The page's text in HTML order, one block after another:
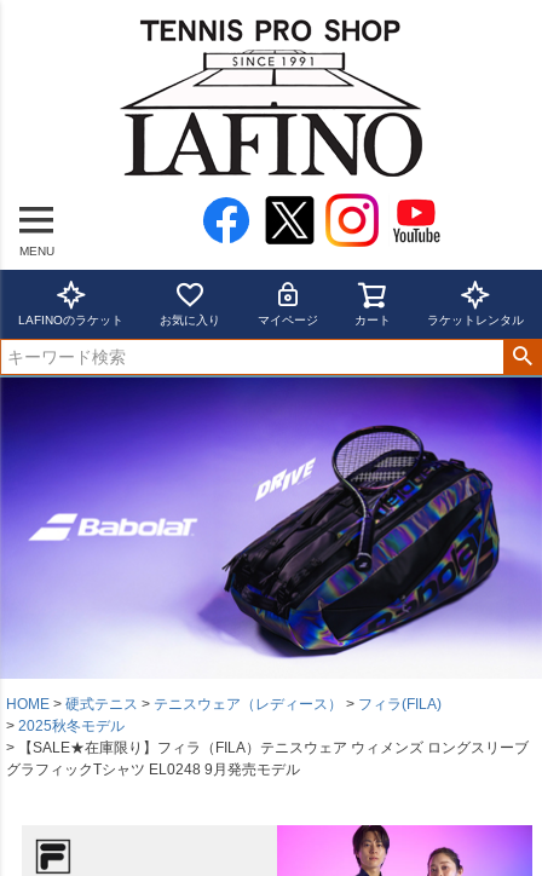
MENU
LAFINOのラケット お気に入り マイページ カート ラケットレンタル
HOME 硬式テニス テニスウェア（レディース）
フィラ(FILA)
2025秋冬モデル
【SALE★在庫限り】フィラ（FILA）テニスウェア ウィメンズ ロングスリーブ
グラフィックTシャツ EL0248 9月発売モデル